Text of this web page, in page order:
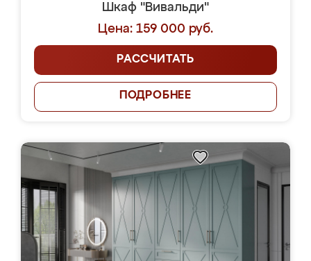
Шкаф "Вивальди"
Цена: 159 000 руб.
РАССЧИТАТЬ
ПОДРОБНЕЕ